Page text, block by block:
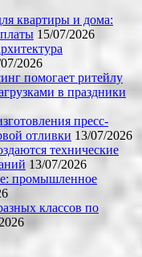
квартиры и дома:
15/07/2026
2026
помогает ритейлу
в праздники
пресс-
отливки 13/07/2026
технические
13/07/2026
промышленное
классов по